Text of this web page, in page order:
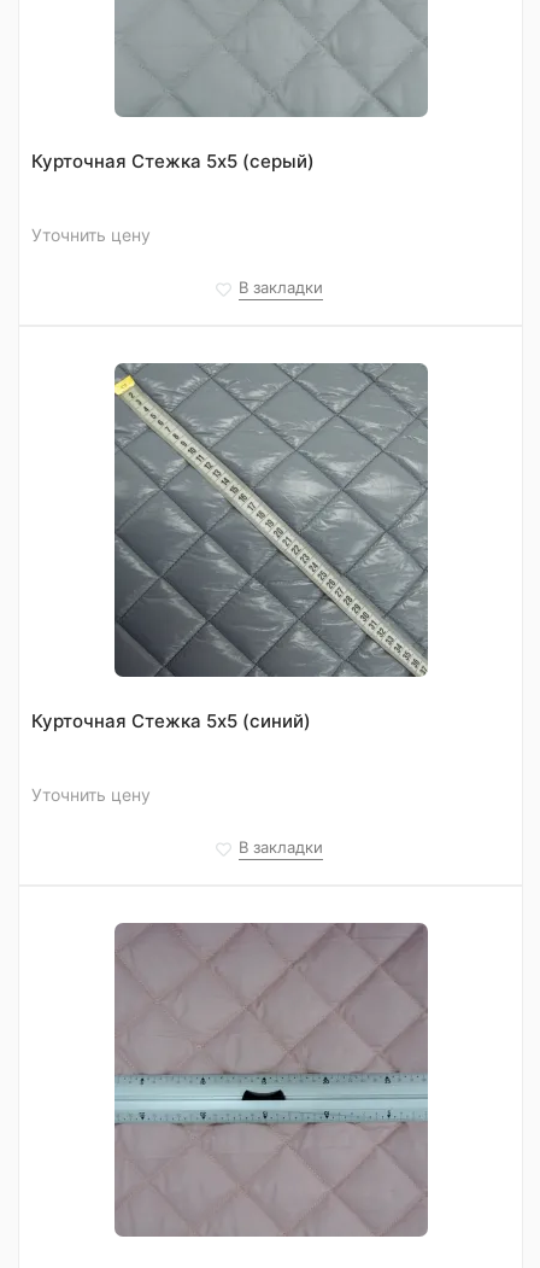
Курточная Стежка 5х5 (серый)
Уточнить цену
В закладки
Курточная Стежка 5х5 (синий)
Уточнить цену
В закладки